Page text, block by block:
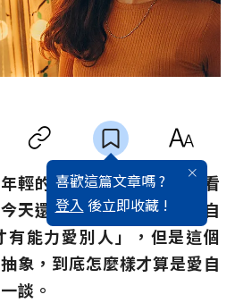
喜歡這篇文章嗎 ?
登入 後立即收藏 !
輕的時候就從時尚雜誌上看
天還是聽到很多人講「愛自
有能力愛別人」，但是這個
象，到底怎麼樣才算是愛自
談。